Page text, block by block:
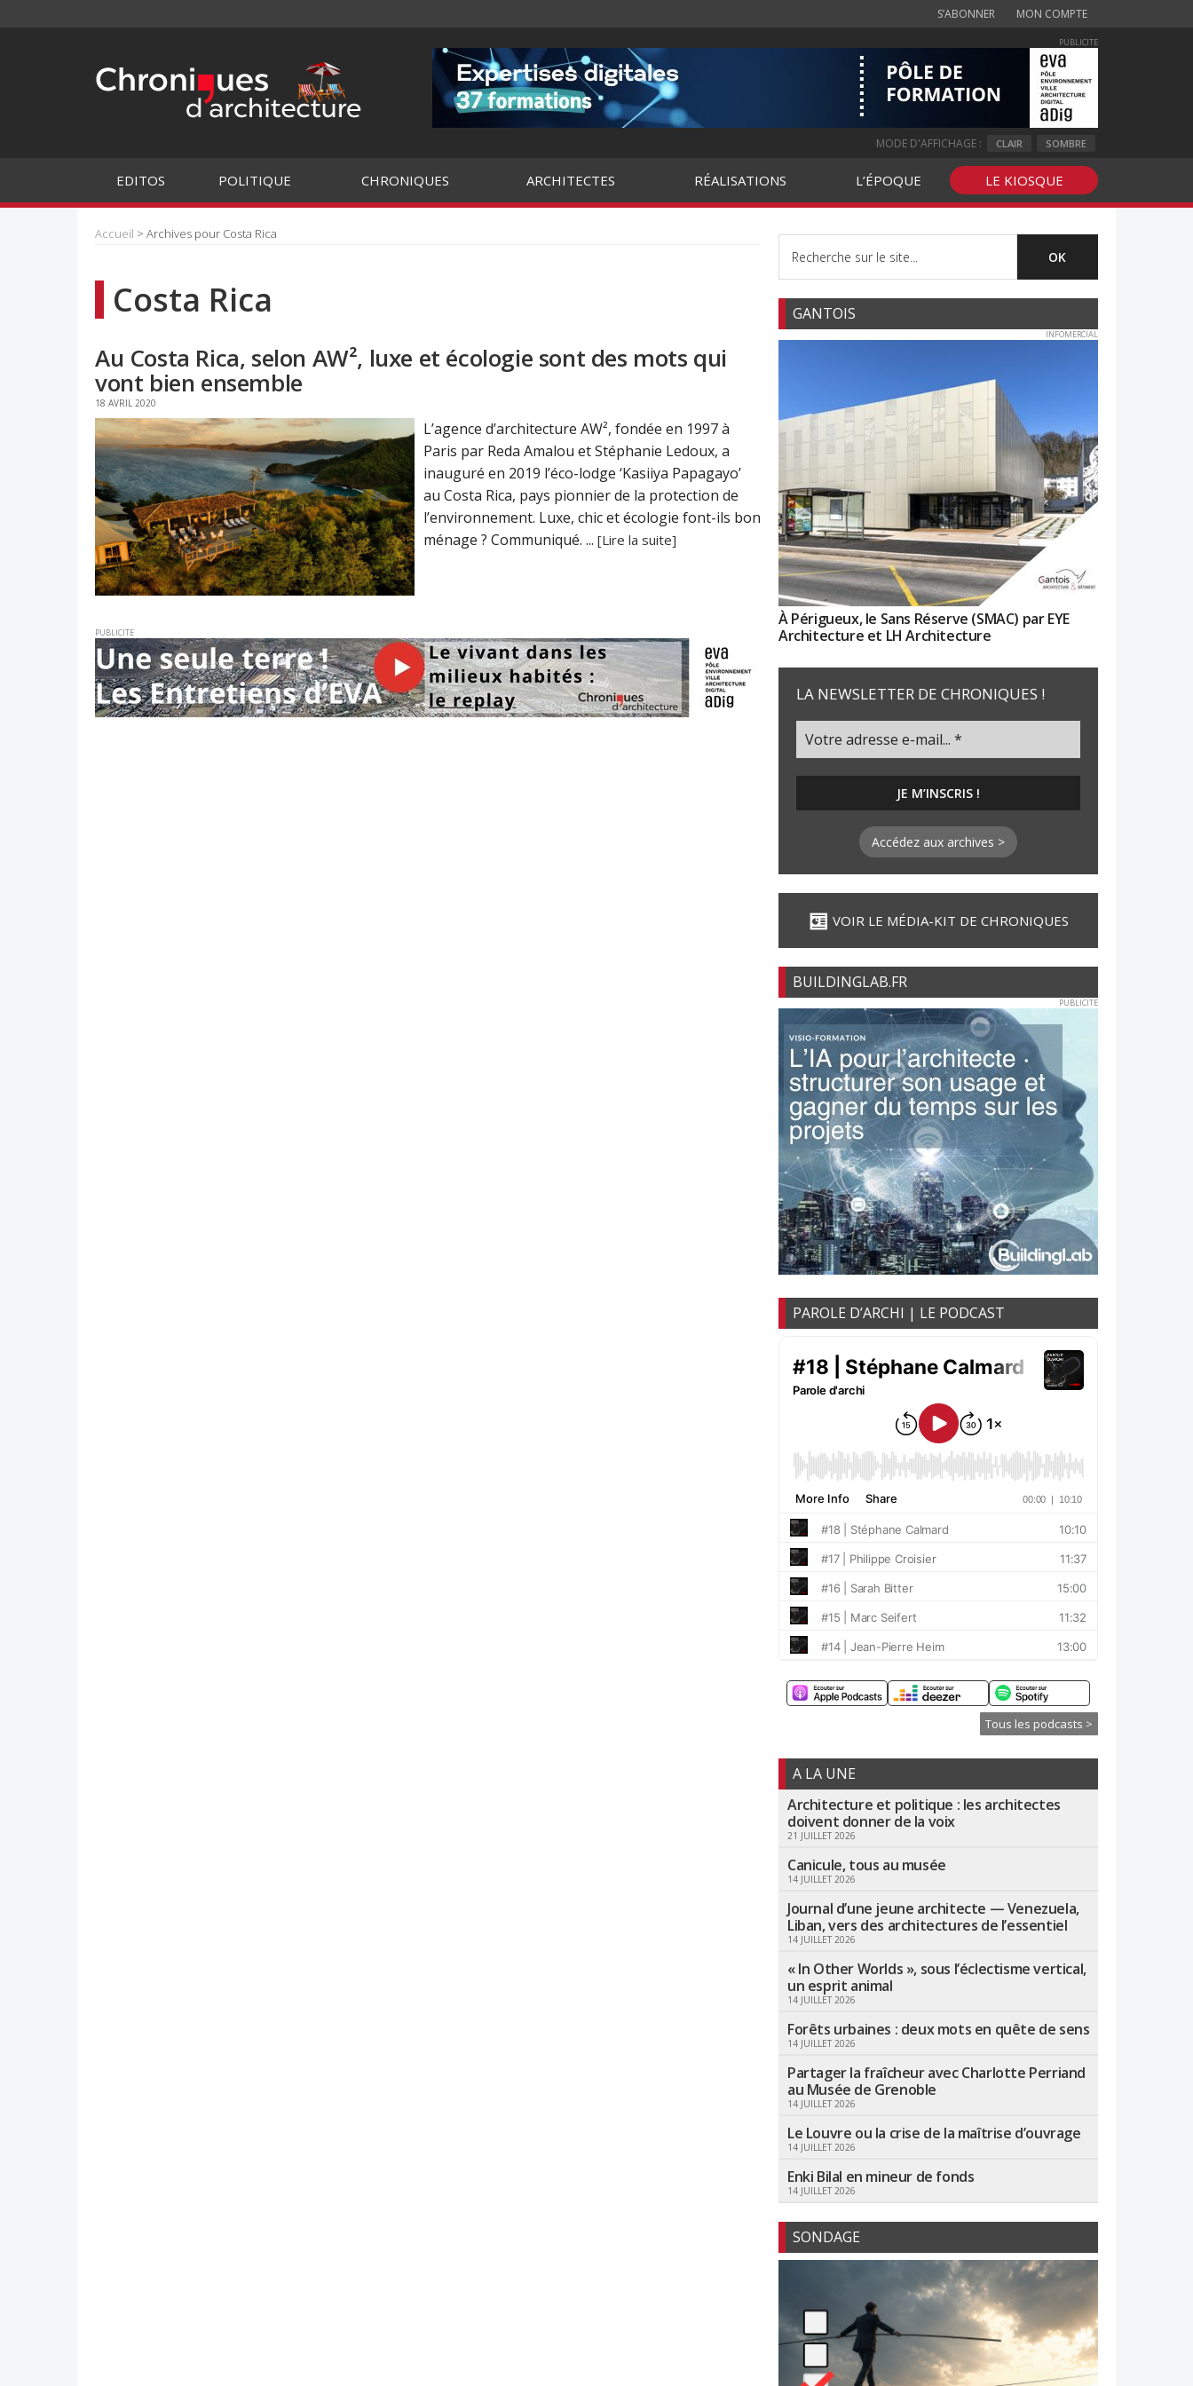
S’ABONNER MON COMPTE
PUBLICITE
MODE D'AFFICHAGE : CLAIR SOMBRE
EDITOS POLITIQUE CHRONIQUES ARCHITECTES RÉALISATIONS L’ÉPOQUE LE KIOSQUE
Accueil > Archives pour Costa Rica
Costa Rica
Au Costa Rica, selon AW², luxe et écologie sont des mots qui
vont bien ensemble
18 AVRIL 2020
L’agence d’architecture AW², fondée en 1997 à
Paris par Reda Amalou et Stéphanie Ledoux, a
inauguré en 2019 l’éco-lodge ‘Kasiiya Papagayo’
au Costa Rica, pays pionnier de la protection de
l’environnement. Luxe, chic et écologie font-ils bon
ménage ? Communiqué. ... [Lire la suite]
PUBLICITE
GANTOIS
INFOMERCIAL
À Périgueux, le Sans Réserve (SMAC) par EYE
Architecture et LH Architecture
LA NEWSLETTER DE CHRONIQUES !
Accédez aux archives >
VOIR LE MÉDIA-KIT DE CHRONIQUES
BUILDINGLAB.FR
PUBLICITE
PAROLE D’ARCHI | LE PODCAST
Tous les podcasts >
A LA UNE
Architecture et politique : les architectes
doivent donner de la voix
21 JUILLET 2026
Canicule, tous au musée
14 JUILLET 2026
Journal d’une jeune architecte — Venezuela,
Liban, vers des architectures de l’essentiel
14 JUILLET 2026
« In Other Worlds », sous l’éclectisme vertical,
un esprit animal
14 JUILLET 2026
Forêts urbaines : deux mots en quête de sens
14 JUILLET 2026
Partager la fraîcheur avec Charlotte Perriand
au Musée de Grenoble
14 JUILLET 2026
Le Louvre ou la crise de la maîtrise d’ouvrage
14 JUILLET 2026
Enki Bilal en mineur de fonds
14 JUILLET 2026
SONDAGE